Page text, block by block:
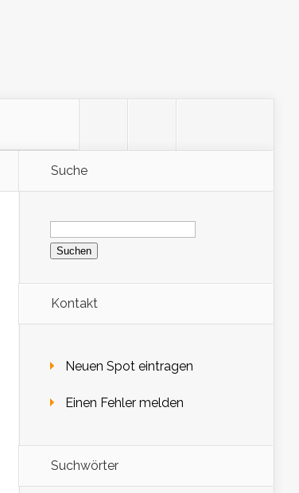
Suche
Suchen
nach:
Kontakt
Neuen Spot eintragen
Einen Fehler melden
Suchwörter